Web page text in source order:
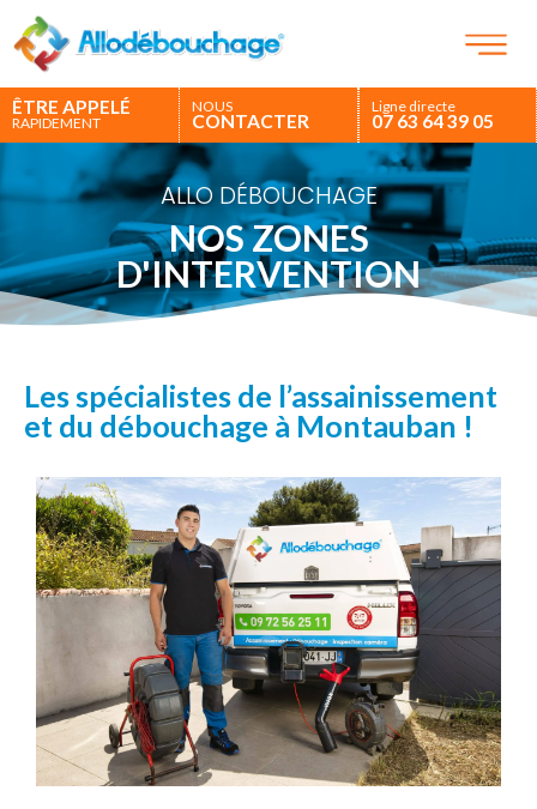
ÊTRE APPELÉ
RAPIDEMENT
NOUS
CONTACTER
Ligne directe
07 63 64 39 05
ALLO DÉBOUCHAGE
NOS ZONES
D'INTERVENTION
Les spécialistes de l’assainissement
et du débouchage à Montauban !